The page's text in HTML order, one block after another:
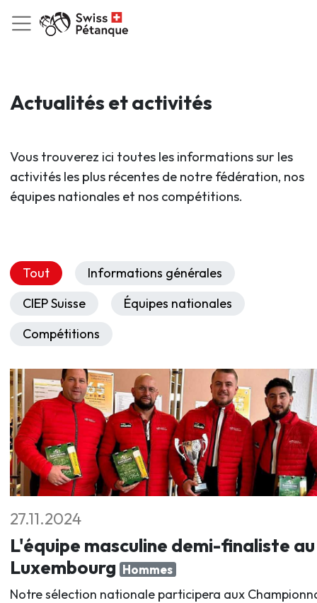
Actualités et activités
Vous trouverez ici toutes les informations sur les
activités les plus récentes de notre fédération, nos
équipes nationales et nos compétitions.
Tout
Informations générales
CIEP Suisse
Équipes nationales
Compétitions
27.11.2024
L'équipe masculine demi-finaliste au
Luxembourg Hommes
Notre sélection nationale participera aux